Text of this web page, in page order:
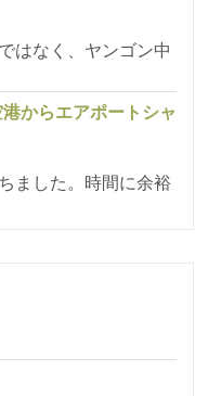
はなく、ヤンゴン中
からエアポートシャ
ました。時間に余裕